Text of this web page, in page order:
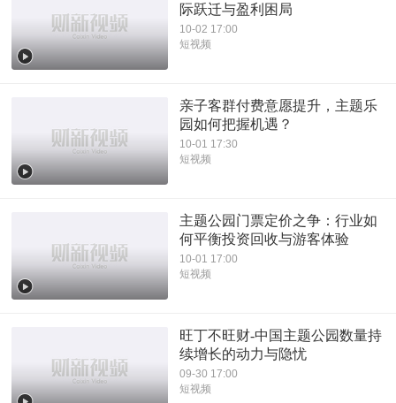
际跃迁与盈利困局
10-02 17:00
短视频
亲子客群付费意愿提升，主题乐
园如何把握机遇？
10-01 17:30
短视频
主题公园门票定价之争：行业如
何平衡投资回收与游客体验
10-01 17:00
短视频
旺丁不旺财-中国主题公园数量持
续增长的动力与隐忧
09-30 17:00
短视频